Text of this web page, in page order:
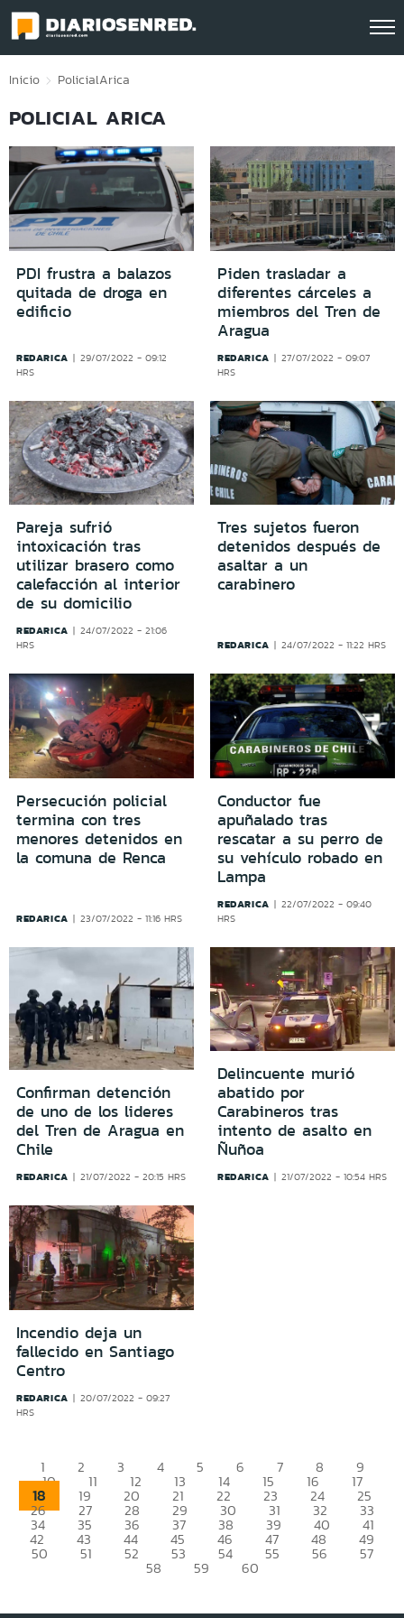
Click acá para ir directamente al contenido
Inicio PolicialArica
POLICIAL ARICA
PDI frustra a balazos
quitada de droga en
edificio
REDARICA
29/07/2022 - 09:12
HRS
Piden trasladar a
diferentes cárceles a
miembros del Tren de
Aragua
REDARICA
27/07/2022 - 09:07
HRS
Pareja sufrió
intoxicación tras
utilizar brasero como
calefacción al interior
de su domicilio
REDARICA
24/07/2022 - 21:06
HRS
Tres sujetos fueron
detenidos después de
asaltar a un
carabinero
REDARICA 24/07/2022 - 11:22 HRS
Persecución policial
termina con tres
menores detenidos en
la comuna de Renca
REDARICA 23/07/2022 - 11:16 HRS
Conductor fue
apuñalado tras
rescatar a su perro de
su vehículo robado en
Lampa
REDARICA
22/07/2022 - 09:40
HRS
Confirman detención
de uno de los lideres
del Tren de Aragua en
Chile
REDARICA 21/07/2022 - 20:15 HRS
Delincuente murió
abatido por
Carabineros tras
intento de asalto en
Ñuñoa
REDARICA 21/07/2022 - 10:54 HRS
Incendio deja un
fallecido en Santiago
Centro
REDARICA
20/07/2022 - 09:27
HRS
1 2 3 4 5 6 7 8 9
10 11 12 13 14 15 16 17
18 19 20 21 22 23 24 25
26 27 28 29 30 31 32 33
34 35 36 37 38 39 40 41
42 43 44 45 46 47 48 49
50 51 52 53 54 55 56 57
58 59 60